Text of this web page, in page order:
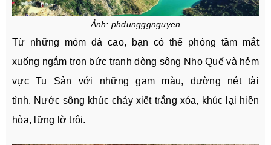
Ảnh: phdungggnguyen
Từ những mỏm đá cao, bạn có thể phóng tầm mắt
xuống ngắm trọn bức tranh dòng sông Nho Quế và hẻm
vực Tu Sản với những gam màu, đường nét tài
tình. Nước sông khúc chảy xiết trắng xóa, khúc lại hiền
hòa, lững lờ trôi.